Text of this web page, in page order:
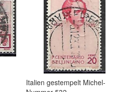
Italien gestempelt Michel-